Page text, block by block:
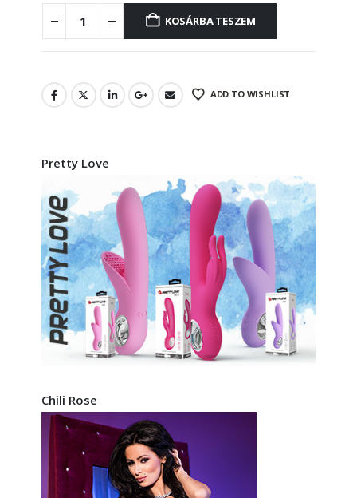
KOSÁRBA TESZEM
ADD TO WISHLIST
Pretty Love
Chili Rose